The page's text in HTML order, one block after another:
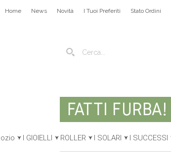
Home News Novità I Tuoi Preferiti Stato Ordini
I GIOIELLI ROLLER I SOLARI I SUCCESSI